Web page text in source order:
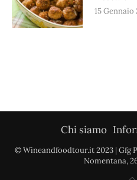
15 Gennaio
Chi siamo
© Wineandfoodtour.it 2023 | Gfg
Nomentana,